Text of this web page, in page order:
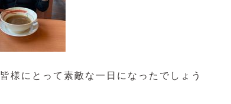
皆様にとって素敵な一日になったでしょう